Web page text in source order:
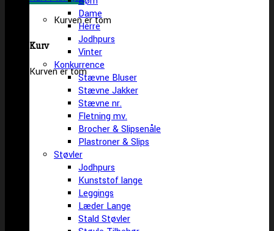
Kurven er tom
Kurv
Kurven er tom
Dame
Herre
Jodhpurs
Vinter
Konkurrence
Stævne Bluser
Stævne Jakker
Stævne nr.
Fletning mv.
Brocher & Slipsenåle
Plastroner & Slips
Støvler
Jodhpurs
Kunststof lange
Leggings
Læder Lange
Stald Støvler